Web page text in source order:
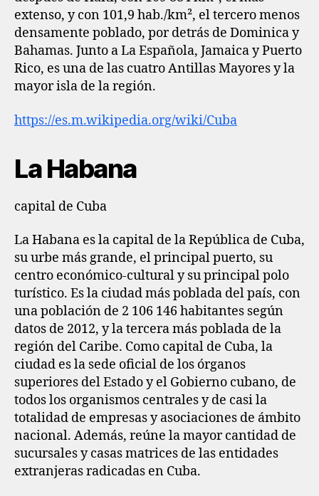
extenso, y con 101,9 hab./km², el tercero menos
densamente poblado, por detrás de Dominica y
Bahamas. Junto a La Española, Jamaica y Puerto
Rico, es una de las cuatro Antillas Mayores y la
mayor isla de la región.
https://es.m.wikipedia.org/wiki/Cuba
La Habana
capital de Cuba
La Habana es la capital de la República de Cuba,
su urbe más grande, el principal puerto, su
centro económico-cultural y su principal polo
turístico. Es la ciudad más poblada del país, con
una población de 2 106 146 habitantes según
datos de 2012, y la tercera más poblada de la
región del Caribe. Como capital de Cuba, la
ciudad es la sede oficial de los órganos
superiores del Estado y el Gobierno cubano, de
todos los organismos centrales y de casi la
totalidad de empresas y asociaciones de ámbito
nacional. Además, reúne la mayor cantidad de
sucursales y casas matrices de las entidades
extranjeras radicadas en Cuba.